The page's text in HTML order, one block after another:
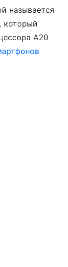
называется
который
A20